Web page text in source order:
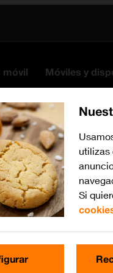
móvil Móviles y
utilizas
Si